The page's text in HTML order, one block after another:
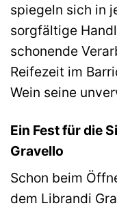
spiegeln sich in
sorgfältige
schonende
Reifezeit im
Wein seine
Ein Fest für die
Gravello
Schon beim
dem Librandi